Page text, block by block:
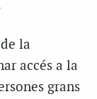
la
accés a la
grans